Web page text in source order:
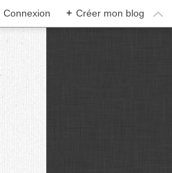
Connexion + Créer mon blog